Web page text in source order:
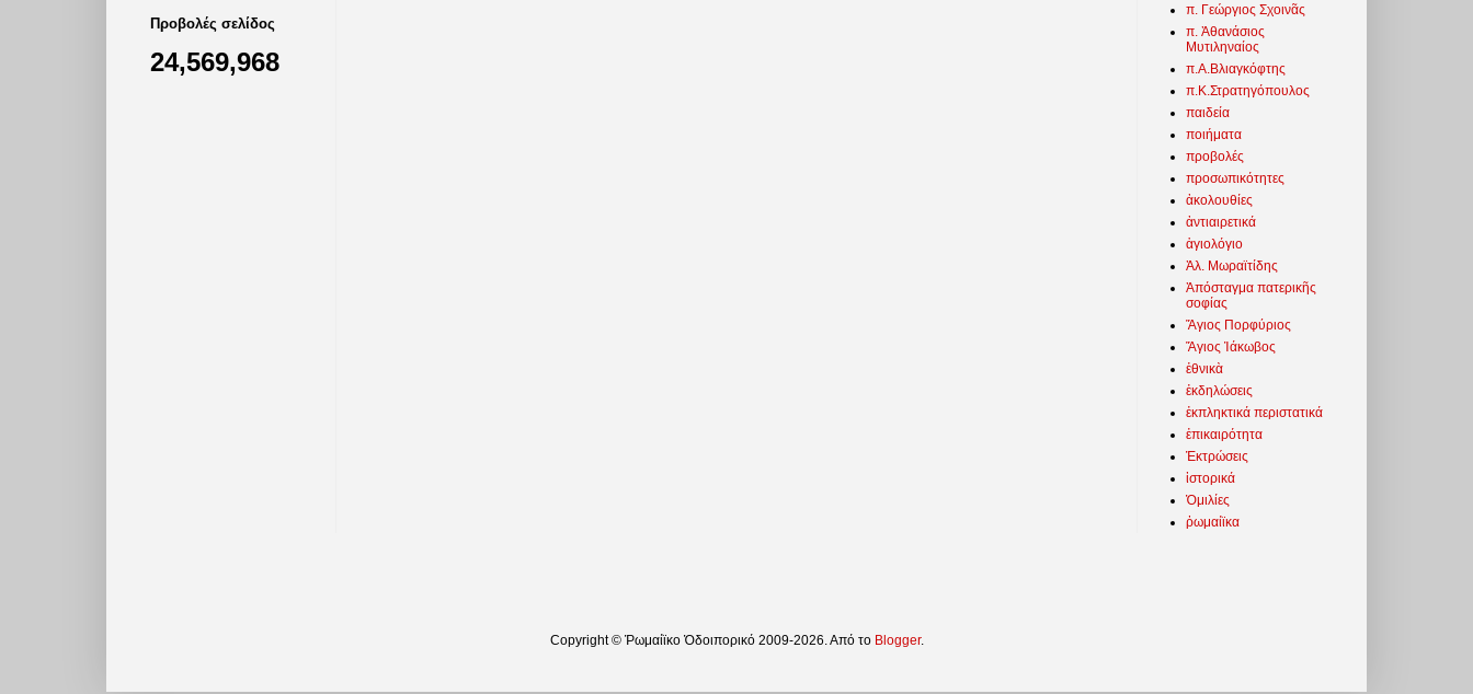
Προβολές σελίδος
24,569,968
π. Γεώργιος Σχοινᾶς
π. Ἀθανάσιος
Μυτιληναίος
π.Α.Βλιαγκόφτης
π.Κ.Στρατηγόπουλος
παιδεία
ποιήματα
προβολές
προσωπικότητες
ἀκολουθίες
ἀντιαιρετικά
ἁγιολόγιο
Ἀλ. Μωραϊτίδης
Ἀπόσταγμα πατερικῆς
σοφίας
Ἅγιος Πορφύριος
Ἅγιος Ἰάκωβος
ἐθνικὰ
ἐκδηλώσεις
ἐκπληκτικά περιστατικά
ἐπικαιρότητα
Ἐκτρώσεις
ἱστορικά
Ὁμιλίες
ῥωμαίϊκα
Copyright © Ῥωμαίϊκο Ὁδοιπορικό 2009-2026. Από το Blogger.